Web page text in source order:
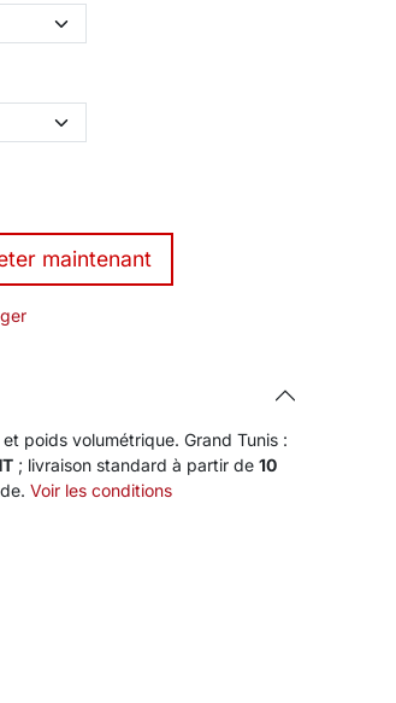
maintenant
poids volumétrique. Grand Tunis :
; livraison standard à partir de 10
Voir les conditions